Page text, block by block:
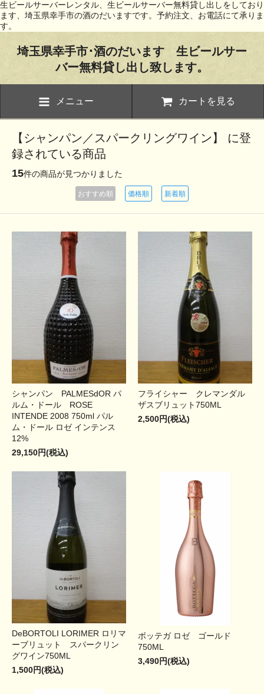
生ビールサーバーレンタル、生ビールサーバー無料貸し出しをしており
ます、埼玉県幸手市の酒のだいますです。予約注文、お電話にて承りま
す。
埼玉県幸手市･酒のだいます 生ビールサー
バー無料貸し出し致します。
メニュー カートを見る
【シャンパン／スパークリングワイン】 に登
録されている商品
15件の商品が見つかりました
おすすめ順 価格順 新着順
シャンパン PALMESdOR パ
ルム・ドール ROSE
INTENDE 2008 750ml パル
ム・ドール ロゼ インテンス
12%
29,150円(税込)
フライシャー クレマンダル
ザスブリュット750ML
2,500円(税込)
DeBORTOLI LORIMER ロリマ
ーブリュット スパークリン
グワイン750ML
1,500円(税込)
ボッテガ ロゼ ゴールド
750ML
3,490円(税込)